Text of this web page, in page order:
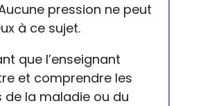
pression ne peut
à ce sujet.
que l’enseignant
et comprendre les
de la maladie ou du